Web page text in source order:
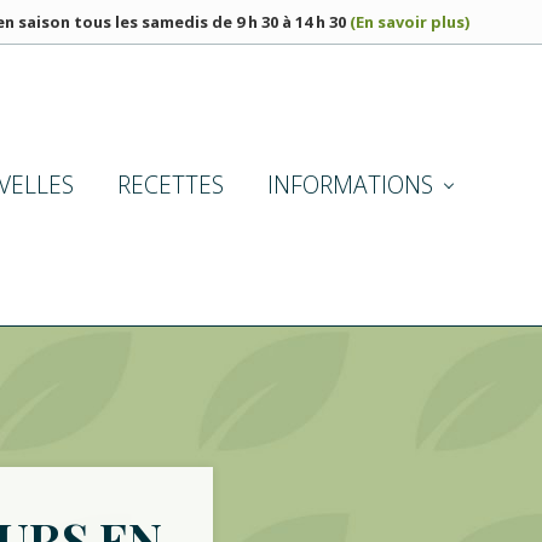
saison tous les samedis de 9 h 30 à 14 h 30 (En savoir plus)
RECETTES INFORMATIONS